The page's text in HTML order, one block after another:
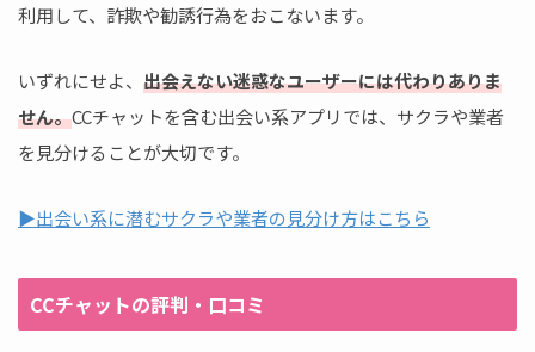
利用して、詐欺や勧誘行為をおこないます。
いずれにせよ、 出会えない迷惑なユーザーには代わりありま
せん。CCチャットを含む出会い系アプリでは、サクラや業者
を見分けることが大切です。
▶出会い系に潜むサクラや業者の見分け方はこちら
CCチャットの評判・口コミ